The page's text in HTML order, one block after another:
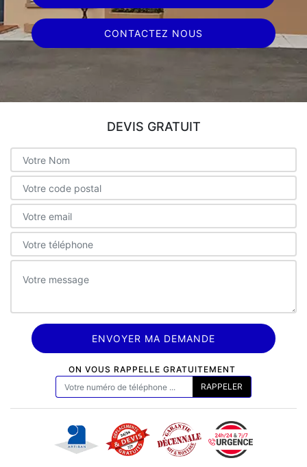
CONTACTEZ NOUS
DEVIS GRATUIT
ON VOUS RAPPELLE GRATUITEMENT